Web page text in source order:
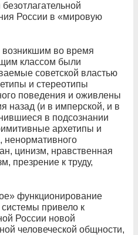
России в «мировую
возникшим во время
классом были
советской властью
и стереотипы
поведения и оживлены
назад (и в имперской, и в
в подсознании
архетипы и
ненормативного
цинизм, нравственная
презрение к труду,
функционирование
привело к
России новой
человеческой общности,